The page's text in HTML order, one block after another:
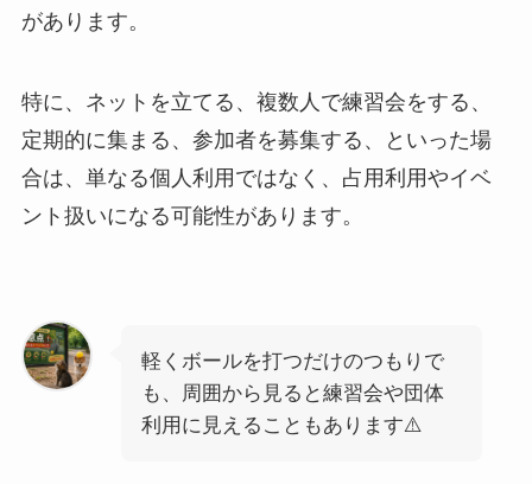
があります。
特に、ネットを立てる、複数人で練習会をする、
定期的に集まる、参加者を募集する、といった場
合は、単なる個人利用ではなく、占用利用やイベ
ント扱いになる可能性があります。
軽くボールを打つだけのつもりで
も、周囲から見ると練習会や団体
利用に見えることもあります⚠️